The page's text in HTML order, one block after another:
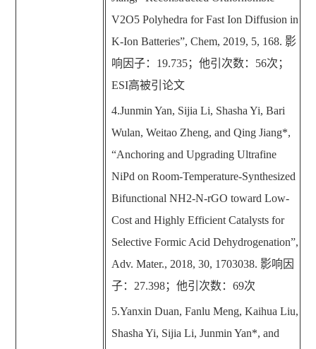
V2O5 Polyhedra for Fast Ion Diffusion in
K-Ion Batteries”, Chem, 2019, 5, 168. 影
响因子： 19.735；他引次数： 56次；
ESI高被引论文
4.Junmin Yan, Sijia Li, Shasha Yi, Bari
Wulan, Weitao Zheng, and Qing Jiang*,
“Anchoring and Upgrading Ultrafine
NiPd on Room-Temperature-Synthesized
Bifunctional NH2-N-rGO toward Low-
Cost and Highly Efficient Catalysts for
Selective Formic Acid Dehydrogenation”,
Adv. Mater., 2018, 30, 1703038. 影响因
子： 27.398；他引次数： 69次
5.Yanxin Duan, Fanlu Meng, Kaihua Liu,
Shasha Yi, Sijia Li, Junmin Yan*, and